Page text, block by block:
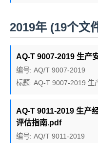
2019年 (19个文
AQ-T 9007-2019 生产
编号: AQ/T 9007-2019
标题: AQ-T 9007-2019 生
AQ-T 9011-2019 生产
评估指南.pdf
编号: AQ/T 9011-2019